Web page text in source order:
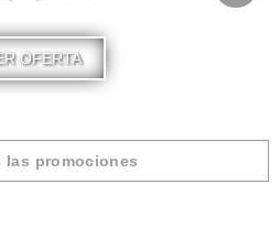
OFERTA
las promociones